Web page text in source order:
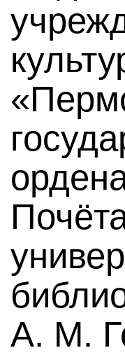
А. М.